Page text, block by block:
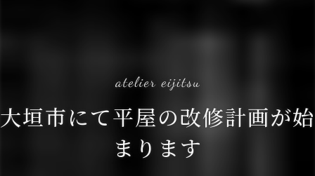
大垣市にて平屋の改修計画が始
まります